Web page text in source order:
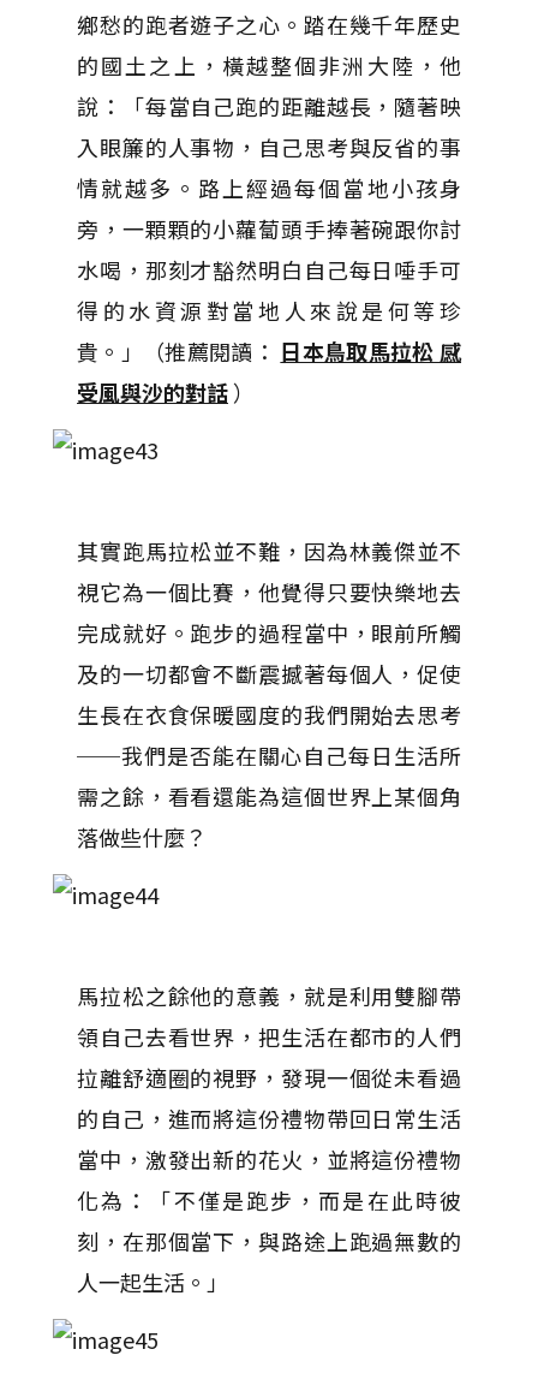
鄉愁的跑者遊子之心。踏在幾千年歷史
的國土之上，橫越整個非洲大陸，他
說：「每當自己跑的距離越長，隨著映
入眼簾的人事物，自己思考與反省的事
情就越多。路上經過每個當地小孩身
旁，一顆顆的小蘿蔔頭手捧著碗跟你討
水喝，那刻才豁然明白自己每日唾手可
得的水資源對當地人來說是何等珍
貴。」（推薦閱讀： 日本鳥取馬拉松 感
受風與沙的對話）
其實跑馬拉松並不難，因為林義傑並不
視它為一個比賽，他覺得只要快樂地去
完成就好。跑步的過程當中，眼前所觸
及的一切都會不斷震撼著每個人，促使
生長在衣食保暖國度的我們開始去思考
──我們是否能在關心自己每日生活所
需之餘，看看還能為這個世界上某個角
落做些什麼？
馬拉松之餘他的意義，就是利用雙腳帶
領自己去看世界，把生活在都市的人們
拉離舒適圈的視野，發現一個從未看過
的自己，進而將這份禮物帶回日常生活
當中，激發出新的花火，並將這份禮物
化為：「不僅是跑步，而是在此時彼
刻，在那個當下，與路途上跑過無數的
人一起生活。」